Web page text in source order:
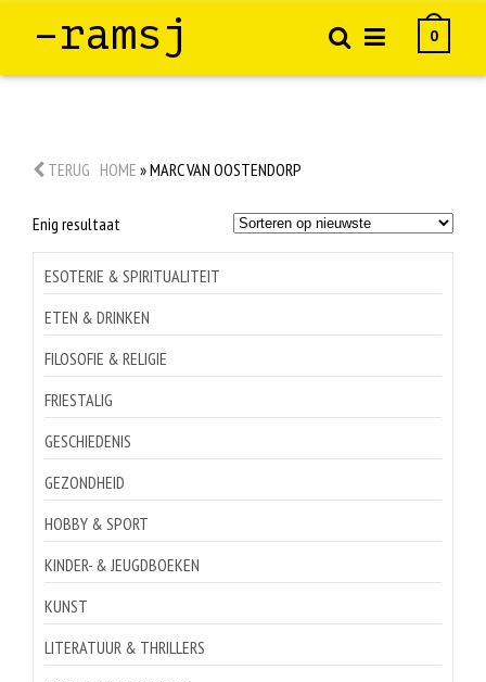
–ramsj 0
TERUG HOME »MARC VAN OOSTENDORP
Enig resultaat
ESOTERIE & SPIRITUALITEIT
ETEN & DRINKEN
FILOSOFIE & RELIGIE
FRIESTALIG
GESCHIEDENIS
GEZONDHEID
HOBBY & SPORT
KINDER- & JEUGDBOEKEN
KUNST
LITERATUUR & THRILLERS